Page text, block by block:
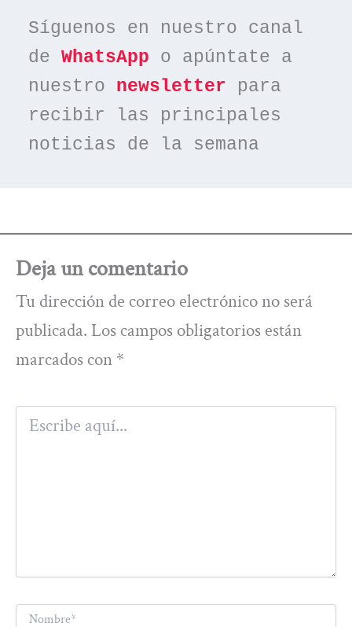
Síguenos en nuestro canal
de WhatsApp o apúntate a
nuestro newsletter para
recibir las principales
noticias de la semana
Deja un comentario
Tu dirección de correo electrónico no será
publicada. Los campos obligatorios están
marcados con *
Escribe
aquí...
Nombre*